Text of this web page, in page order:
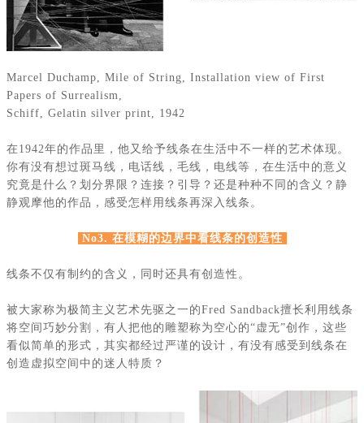
Marcel Duchamp, Mile of String, Installation view of First
Papers of Surrealism,
Schiff, Gelatin silver print, 1942
在1942年的作品里，他又给予线条在生活中不一样的艺术体现。
你有没有想过斑马线，电话线，毛线，电线等，在生活中的意义
究竟是什么？划分界限？连接？引导？还是种种不同的含义？静
静观摩他的作品，感受怎样用线条再深入线条。
No3. 在模糊的边界中看线条的创造性
线条不仅有制约的含义，同时还具有创造性。
被大家称为极简主义艺术先驱之一的Fred Sandback擅长利用线条
将空间巧妙分割，有人把他的雕塑称为空心的“虚无”创作，这些
看似简单的形式，其实都经过严谨的设计，有没有感受到线条在
创造虚拟空间中的迷人特质？